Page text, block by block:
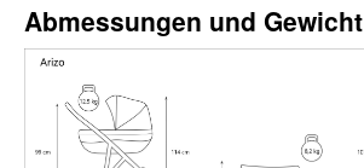
Abmessungen und Gewicht